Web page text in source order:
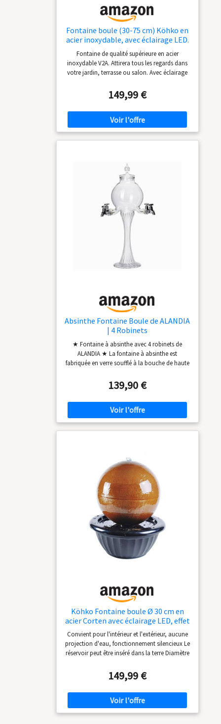
Fontaine boule (30-75 cm) Köhko en
acier inoxydable, avec éclairage LED.
Durchmesse = 30 cm
Fontaine de qualité supérieure en acier
inoxydable V2A. Attirera tous les regards dans
votre jardin, terrasse ou salon. Avec éclairage
en polyéthylène sont inclus.
149,99 €
Absinthe Fontaine Boule de ALANDIA
| 4 Robinets
★ Fontaine à absinthe avec 4 robinets de
ALANDIA ★ La fontaine à absinthe est
fabriquée en verre soufflé à la bouche de haute
absinthe a 4 robinets, donc 4 personnes
peuvent utiliser la fontaine en même temps ★
La capacité de la fontaine à absinthe est
d'environ 1000 ml (hauteur de la fontaine: 39
cm)
Comprend 1x instruction de
consommation pour le rituel classique de
139,90 €
Köhko Fontaine boule Ø 30 cm en
acier Corten avec éclairage LED, effet
rouille, fontaine de jardin Surinam-
30 21003-CO
Convient pour l'intérieur et l'extérieur, aucune
projection d'eau, fonctionnement silencieux Le
réservoir peut être inséré dans la terre Diamètre
éclairage LED blanc froid, circuit d'eau fermé
La pompe et le bassin en polyéthylène sont
inclus
149,99 €